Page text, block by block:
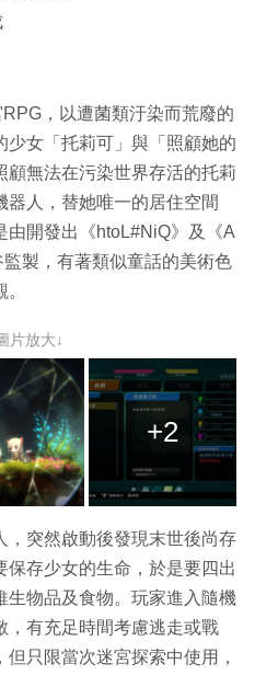
RPG，以遭菌類汙染而荒廢的
女「托莉可」與「照顧她的
無法在污染世界存活的托莉
人，替她唯一的居住空間
由開發出《htoL#NiQ》及《A
製，有著類似童話的美術色
片放大↓
+2
，突然啟動後發現末世後尚存
存少女的生命，於是要四出
生物品及食物。玩家進入隨機
，有充足時間考慮逃走或戰
只限當次迷宮探索中使用，